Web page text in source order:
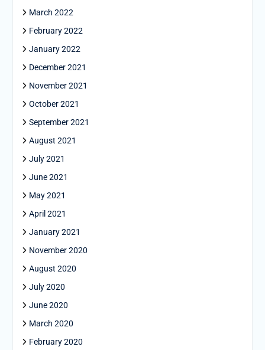
March 2022
February 2022
January 2022
December 2021
November 2021
October 2021
September 2021
August 2021
July 2021
June 2021
May 2021
April 2021
January 2021
November 2020
August 2020
July 2020
June 2020
March 2020
February 2020